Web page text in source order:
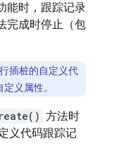
能时，跟踪记录
完成时停止（包
插桩的自定义代
义属性。
方法时
义代码跟踪记